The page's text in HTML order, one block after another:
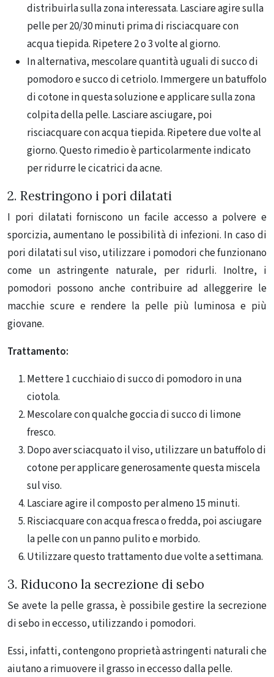
distribuirla sulla zona interessata. Lasciare agire sulla
pelle per 20/30 minuti prima di risciacquare con
acqua tiepida. Ripetere 2 o 3 volte al giorno.
In alternativa, mescolare quantità uguali di succo di
pomodoro e succo di cetriolo. Immergere un batuffolo
di cotone in questa soluzione e applicare sulla zona
colpita della pelle. Lasciare asciugare, poi
risciacquare con acqua tiepida. Ripetere due volte al
giorno. Questo rimedio è particolarmente indicato
per ridurre le cicatrici da acne.
2. Restringono i pori dilatati
I pori dilatati forniscono un facile accesso a polvere e
sporcizia, aumentano le possibilità di infezioni. In caso di
pori dilatati sul viso, utilizzare i pomodori che funzionano
come un astringente naturale, per ridurli. Inoltre, i
pomodori possono anche contribuire ad alleggerire le
macchie scure e rendere la pelle più luminosa e più
giovane.
Trattamento:
Mettere 1 cucchiaio di succo di pomodoro in una
ciotola.
Mescolare con qualche goccia di succo di limone
fresco.
Dopo aver sciacquato il viso, utilizzare un batuffolo di
cotone per applicare generosamente questa miscela
sul viso.
Lasciare agire il composto per almeno 15 minuti.
Risciacquare con acqua fresca o fredda, poi asciugare
la pelle con un panno pulito e morbido.
Utilizzare questo trattamento due volte a settimana.
3. Riducono la secrezione di sebo
Se avete la pelle grassa, è possibile gestire la secrezione
di sebo in eccesso, utilizzando i pomodori.
Essi, infatti, contengono proprietà astringenti naturali che
aiutano a rimuovere il grasso in eccesso dalla pelle.